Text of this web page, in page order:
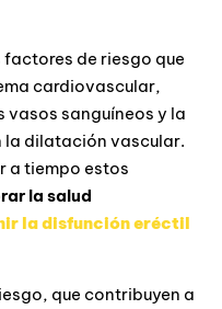
factores de riesgo que
cardiovascular,
sanguíneos y la
la dilatación vascular.
a tiempo estos
la salud
la disfunción eréctil
que contribuyen a